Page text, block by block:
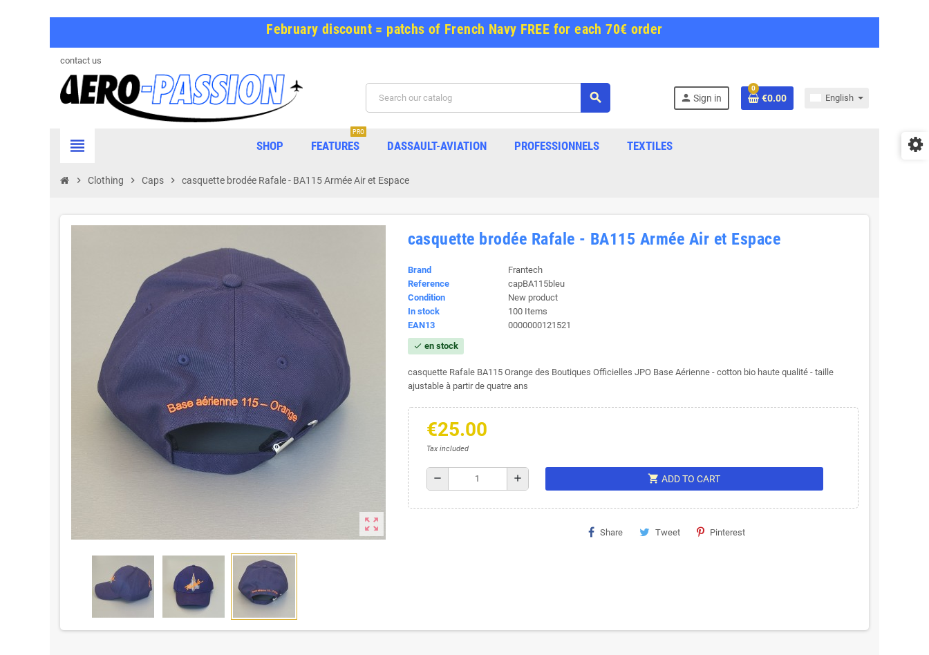
February discount = patchs of French Navy FREE for each 70€ order
contact us
search person Sign in
0
€0.00 English
view_headline SHOP FEATURES
PRO
DASSAULT-AVIATION PROFESSIONNELS TEXTILES
chevron_right Clothing chevron_right Caps chevron_right casquette brodée Rafale - BA115 Armée Air et Espace
zoom_out_map
casquette brodée Rafale - BA115 Armée Air et Espace
Brand
Frantech
Reference
capBA115bleu
Condition
New product
In stock
100 Items
EAN13
0000000121521
check en stock
casquette Rafale BA115 Orange des Boutiques Officielles JPO Base Aérienne - cotton bio haute qualité - taille
ajustable à partir de quatre ans
€25.00
Tax included
remove add shopping_cart ADD TO CART
Share Tweet Pinterest